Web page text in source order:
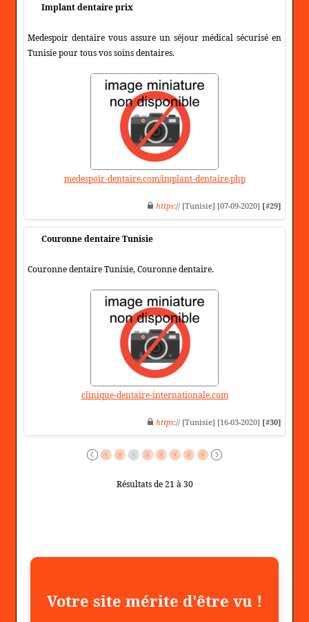
Implant dentaire prix
Medespoir dentaire vous assure un séjour médical sécurisé en
Tunisie pour tous vos soins dentaires.
medespoir-dentaire.com/implant-dentaire.php
https:// [Tunisie] [07-09-2020] [#29]
Couronne dentaire Tunisie
Couronne dentaire Tunisie, Couronne dentaire.
clinique-dentaire-internationale.com
https:// [Tunisie] [16-03-2020] [#30]
Résultats de 21 à 30
Votre site mérite d'être vu !